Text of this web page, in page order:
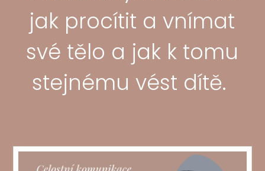
jak procítit a vnímat
své tělo a jak k tomu
stejnému vést dítě.